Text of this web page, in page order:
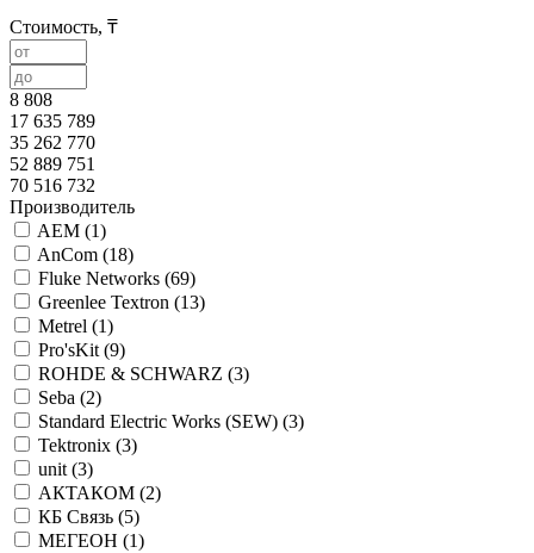
Стоимость, ₸
8 808
17 635 789
35 262 770
52 889 751
70 516 732
Производитель
AEM (1)
AnСom (18)
Fluke Networks (69)
Greenlee Textron (13)
Metrel (1)
Pro'sKit (9)
ROHDE & SCHWARZ (3)
Seba (2)
Standard Electric Works (SEW) (3)
Tektronix (3)
unit (3)
АКТАКОМ (2)
КБ Связь (5)
МЕГЕОН (1)